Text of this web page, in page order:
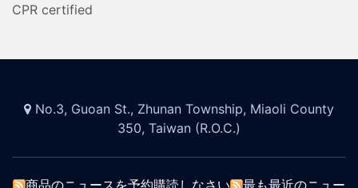
CPR certified
No.3, Guoan St., Zhunan Township, Miaoli County
350, Taiwan (R.O.C.)
商品のニュースを予約購読しなさい 最も最近のニュー